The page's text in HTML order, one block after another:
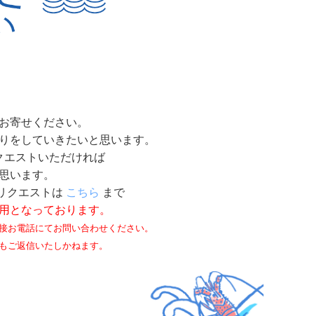
寄せください。
をしていきたいと思います。
エストいただければ
います。
クエストは こちら まで
なっております。
電話にてお問い合わせください。
返信いたしかねます。